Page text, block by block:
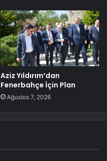
Aziz Yıldırım’dan
Fenerbahçe İçin Plan
Ağustos 7, 2026